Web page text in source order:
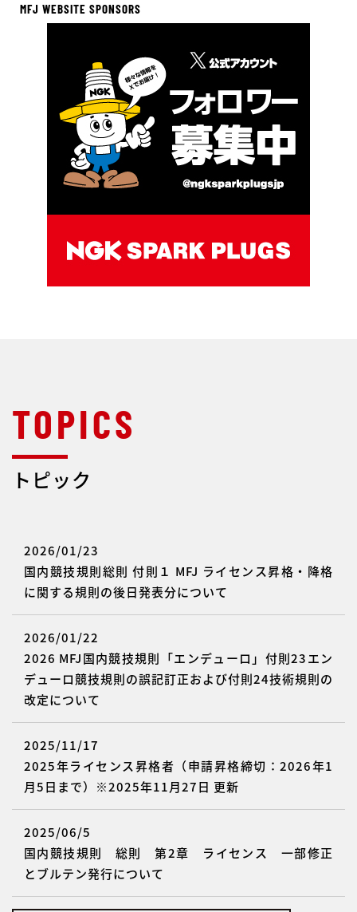
MFJ WEBSITE SPONSORS
トピック
2026/01/23
国内競技規則総則 付則１ MFJ ライセンス昇格・降格
に関する規則の後日発表分について
2026/01/22
2026 MFJ国内競技規則「エンデューロ」付則23エン
デューロ競技規則の誤記訂正および付則24技術規則の
改定について
2025/11/17
2025年ライセンス昇格者（申請昇格締切：2026年1
月5日まで）※2025年11月27日 更新
2025/06/5
国内競技規則 総則 第2章 ライセンス 一部修正
とブルテン発行について